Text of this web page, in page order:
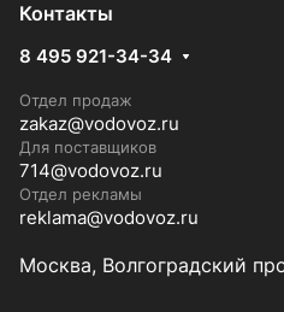
Контакты
8 495 921-34-34
Отдел продаж
zakaz@vodovoz.ru
Для поставщиков
714@vodovoz.ru
Отдел рекламы
reklama@vodovoz.ru
Москва, Волгоградский